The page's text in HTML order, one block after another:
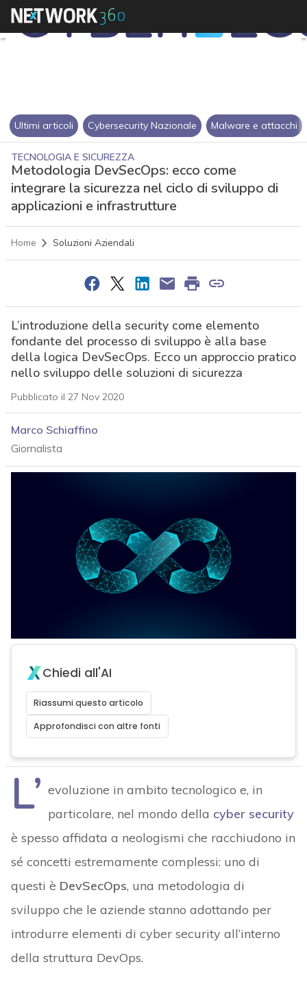
Ultimi articoli Cybersecurity Nazionale Malware e attacchi
TECNOLOGIA E SICUREZZA
Metodologia DevSecOps: ecco come
integrare la sicurezza nel ciclo di sviluppo di
applicazioni e infrastrutture
Home Soluzioni Aziendali
L’introduzione della security come elemento
fondante del processo di sviluppo è alla base
della logica DevSecOps. Ecco un approccio pratico
nello sviluppo delle soluzioni di sicurezza
Pubblicato il 27 Nov 2020
Marco Schiaffino
Giornalista
Chiedi all'AI
Riassumi questo articolo
Approfondisci con altre fonti
L’ evoluzione in ambito tecnologico e, in
particolare, nel mondo della cyber security
è spesso affidata a neologismi che racchiudono in
sé concetti estremamente complessi: uno di
questi è DevSecOps, una metodologia di
sviluppo che le aziende stanno adottando per
introdurre elementi di cyber security all’interno
della struttura DevOps.